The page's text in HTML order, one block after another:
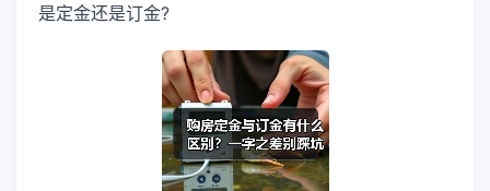
是定金还是订金?